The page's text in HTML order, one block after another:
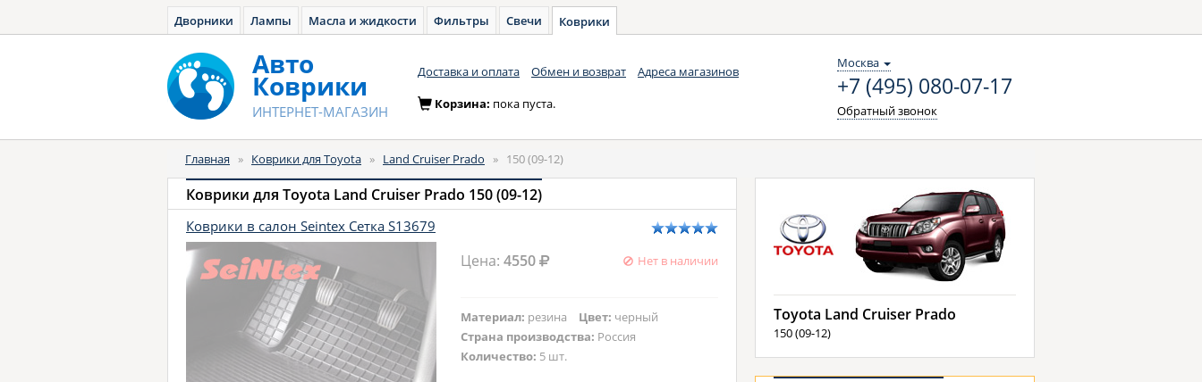
Дворники Лампы Масла и жидкости Фильтры Свечи Коврики
Авто
Коврики
ИНТЕРНЕТ-МАГАЗИН
Доставка и оплата Обмен и возврат Адреса магазинов
Москва
+7 (495) 080-07-17
Обратный звонок
Корзина: пока пуста.
Главная » Коврики для Toyota » Land Cruiser Prado » 150 (09-12)
Коврики для Toyota Land Cruiser Prado 150 (09-12)
Коврики в салон Seintex Сетка S13679
Цена:4550 Нет в наличии
Материал: резина Цвет: черный
Страна производства: Россия
Количество: 5 шт.
Toyota Land Cruiser Prado
150 (09-12)